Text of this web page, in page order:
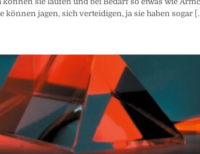
können jagen, sich verteidigen, ja sie haben sogar